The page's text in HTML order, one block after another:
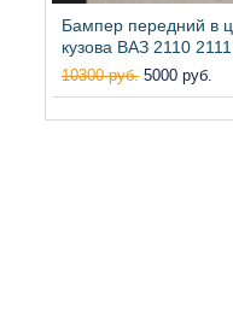
Бампер передний в
кузова ВАЗ 2110
10300 руб. 5000 руб.